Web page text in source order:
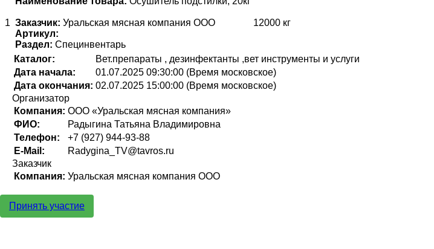
1 Заказчик: Уральская мясная компания ООО
Артикул:
Раздел: Специнвентарь
12000 кг
Каталог:
Вет.препараты , дезинфектанты ,вет инструменты и услуги
Дата начала:
01.07.2025 09:30:00 (Время московское)
Дата окончания: 02.07.2025 15:00:00 (Время московское)
Организатор
Компания: ООО «Уральская мясная компания»
ФИО:
Радыгина Татьяна Владимировна
Телефон:
+7 (927) 944-93-88
E-Mail:
Radygina_TV@tavros.ru
Заказчик
Компания: Уральская мясная компания ООО
Принять участие